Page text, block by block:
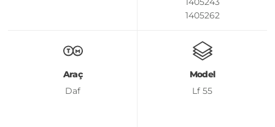
1405262
Araç
Daf
Model
Lf 55